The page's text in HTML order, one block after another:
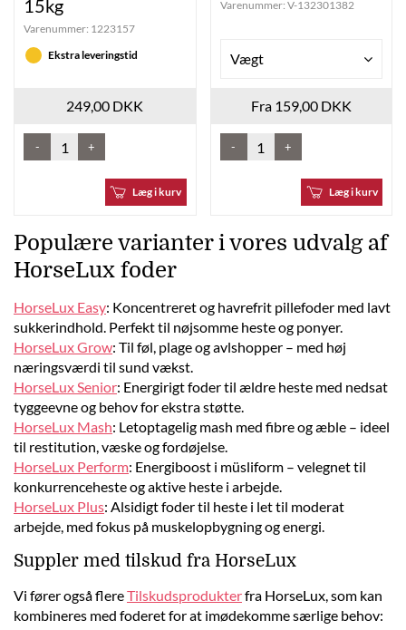
15kg
Varenummer: 1223157
Ekstra leveringstid
249,00 DKK
- +
Læg i kurv
Varenummer: V-132301382
Vægt
Fra 159,00 DKK
- +
Læg i kurv
Populære varianter i vores udvalg af
HorseLux foder
HorseLux Easy: Koncentreret og havrefrit pillefoder med lavt
sukkerindhold. Perfekt til nøjsomme heste og ponyer.
HorseLux Grow: Til føl, plage og avlshopper – med høj
næringsværdi til sund vækst.
HorseLux Senior: Energirigt foder til ældre heste med nedsat
tyggeevne og behov for ekstra støtte.
HorseLux Mash: Letoptagelig mash med fibre og æble – ideel
til restitution, væske og fordøjelse.
HorseLux Perform: Energiboost i müsliform – velegnet til
konkurrenceheste og aktive heste i arbejde.
HorseLux Plus: Alsidigt foder til heste i let til moderat
arbejde, med fokus på muskelopbygning og energi.
Suppler med tilskud fra HorseLux
Vi fører også flereTilskudsprodukterfra HorseLux, som kan
kombineres med foderet for at imødekomme særlige behov: